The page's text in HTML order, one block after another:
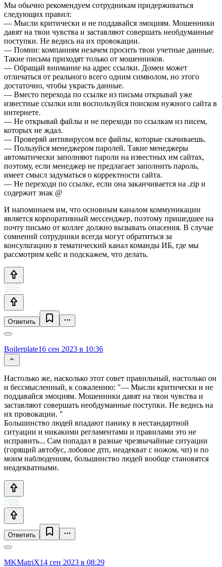
Мы обычно рекомендуем сотрудникам придерживаться
следующих правил:
— Мысли критически и не поддавайся эмоциям. Мошенники
давят на твои чувства и заставляют совершать необдуманные
поступки. Не ведись на их провокации.
— Помни: компаниям незачем просить твои учетные данные.
Такие письма приходят только от мошенников.
— Обращай внимание на адрес ссылки. Домен может
отличаться от реального всего одним символом, но этого
достаточно, чтобы украсть данные.
— Вместо перехода по ссылке из письма открывай уже
известные ссылки или воспользуйся поиском нужного сайта в
интернете.
— Не открывай файлы и не переходи по ссылкам из писем,
которых не ждал.
— Проверяй антивирусом все файлы, которые скачиваешь.
— Пользуйся менеджером паролей. Такие менеджеры
автоматически заполняют пароли на известных им сайтах,
поэтому, если менеджер не предлагает заполнить пароль,
имеет смысл задуматься о корректности сайта.
— Не переходи по ссылке, если она заканчивается на .zip и
содержит знак @
И напоминаем им, что основным каналом коммуникации
является корпоративный мессенджер, поэтому пришедшее на
почту письмо от коллег должно вызывать опасения. В случае
сомнений сотрудники всегда могут обратиться за
консультацию в тематический канал команды ИБ, где мы
рассмотрим кейс и подскажем, что делать.
Ответить
Boilerplate16 сен 2023 в 10:36
Настолько же, насколько этот совет правильный, настолько он
и бессмысленный, к сожалению: "— Мысли критически и не
поддавайся эмоциям. Мошенники давят на твои чувства и
заставляют совершать необдуманные поступки. Не ведись на
их провокации. "
Большинство людей впадают панику в нестандартной
ситуации и никакими регламентами и правилами это не
исправить... Сам попадал в разные чрезвычайные ситуации
(горящий автобус, лобовое дтп, неадекват с ножом, чп) и по
моим наблюдениям, большинство людей вообще становятся
неадекватными.
Ответить
MKMatriX14 сен 2023 в 08:29